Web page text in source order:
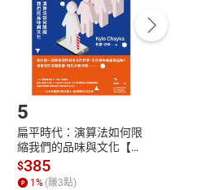
5
扁平時代：演算法如何限
縮我們的品味與文化【電
子書】
$385
1% (賺3點)